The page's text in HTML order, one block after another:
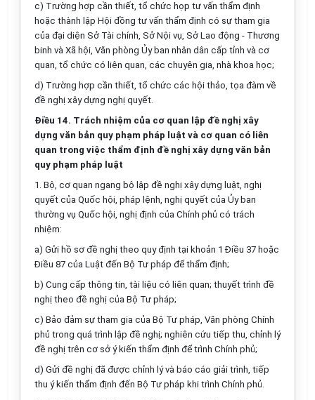
c) Trường hợp cần thiết, tổ chức họp tư vấn thẩm định
hoặc thành lập Hội đồng tư vấn thẩm định có sự tham gia
của đại diện Sở Tài chính, Sở Nội vụ, Sở Lao động - Thương
binh và Xã hội, Văn phòng Ủy ban nhân dân cấp tỉnh và cơ
quan, tổ chức có liên quan, các chuyên gia, nhà khoa học;
d) Trường hợp cần thiết, tổ chức các hội thảo, tọa đàm về
đề nghị xâydựng nghị quyết.
Điều 14. Trách nhiệm của cơ quan lập đề nghị xây
dựng văn bản quy phạm pháp luật và cơ quan có liên
quan trong việc thẩm định đề nghị xây dựng văn bản
quy phạm pháp luật
1. Bộ, cơ quan ngang bộ lập đề nghị xây dựng luật, nghị
quyết của Quốc hội, pháp lệnh, nghị quyết của Ủy ban
thường vụ Quốc hội, nghị định của Chính phủ có trách
nhiệm:
a) Gửi hồ sơ đề nghị theo quy định tại khoản 1 Điều 37 hoặc
Điều 87 của Luật đến Bộ Tư pháp để thẩm định;
b) Cung cấp thông tin, tài liệu có liên quan; thuyết trình đề
nghị theo đề nghị của Bộ Tư pháp;
c) Bảo đảm sự tham gia của Bộ Tư pháp, Văn phòng Chính
phủ trong quá trình lập đề nghị; nghiên cứu tiếp thu, chỉnh lý
đề nghị trên cơ sở ý kiến thẩm định để trình Chính phủ;
d) Gửi đề nghị đã được chỉnh lý và báo cáo giải trình, tiếp
thu ý kiến thẩm định đến Bộ Tư pháp khi trình Chính phủ.